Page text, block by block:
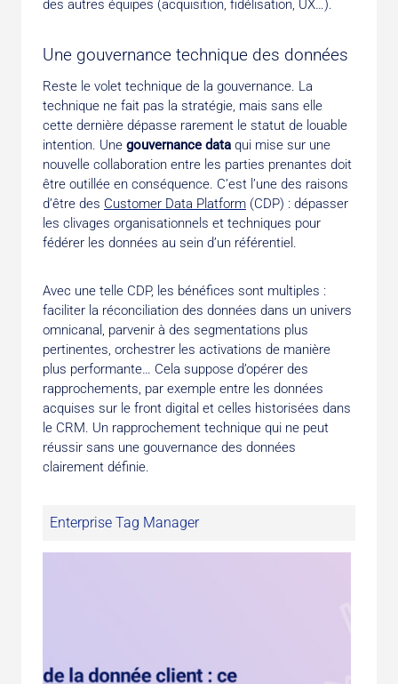
des autres équipes (acquisition, fidélisation, UX…).
Une gouvernance technique des données
Reste le volet technique de la gouvernance. La
technique ne fait pas la stratégie, mais sans elle
cette dernière dépasse rarement le statut de louable
intention. Une gouvernance data qui mise sur une
nouvelle collaboration entre les parties prenantes doit
être outillée en conséquence. C’est l’une des raisons
d’être des Customer Data Platform (CDP) : dépasser
les clivages organisationnels et techniques pour
fédérer les données au sein d’un référentiel.
Avec une telle CDP, les bénéfices sont multiples :
faciliter la réconciliation des données dans un univers
omnicanal, parvenir à des segmentations plus
pertinentes, orchestrer les activations de manière
plus performante… Cela suppose d’opérer des
rapprochements, par exemple entre les données
acquises sur le front digital et celles historisées dans
le CRM. Un rapprochement technique qui ne peut
réussir sans une gouvernance des données
clairement définie.
Enterprise Tag Manager